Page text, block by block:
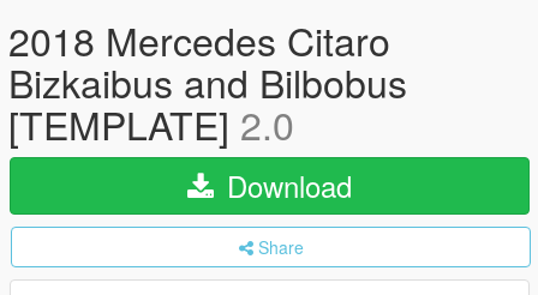
2018 Mercedes Citaro
Bizkaibus and Bilbobus
[TEMPLATE] 2.0
Download
Share